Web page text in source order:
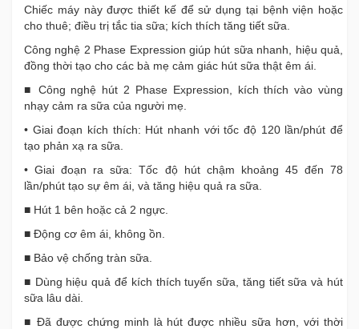
Chiếc máy này được thiết kế để sử dụng tại bệnh viện hoặc
cho thuê; điều trị tắc tia sữa; kích thích tăng tiết sữa.
Công nghệ 2 Phase Expression giúp hút sữa nhanh, hiệu quả,
đồng thời tạo cho các bà mẹ cảm giác hút sữa thật êm ái.
■ Công nghệ hút 2 Phase Expression, kích thích vào vùng
nhạy cảm ra sữa của người mẹ.
• Giai đoạn kích thích: Hút nhanh với tốc độ 120 lần/phút để
tạo phản xạ ra sữa.
• Giai đoạn ra sữa: Tốc độ hút chậm khoảng 45 đến 78
lần/phút tạo sự êm ái, và tăng hiệu quả ra sữa.
■ Hút 1 bên hoặc cả 2 ngực.
■ Động cơ êm ái, không ồn.
■ Bảo vệ chống tràn sữa.
■ Dùng hiệu quả để kích thích tuyến sữa, tăng tiết sữa và hút
sữa lâu dài.
■ Đã được chứng minh là hút được nhiều sữa hơn, với thời